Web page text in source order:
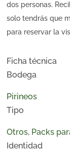
dos personas.
solo tendrás que
para reservar la
Ficha técnica
Bodega
Pirineos
Tipo
Otros, Packs
Identidad